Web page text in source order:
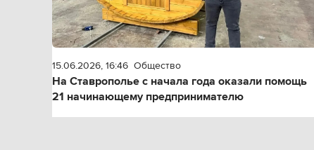
15.06.2026, 16:46 Общество
На Ставрополье с начала года оказали помощь
21 начинающему предпринимателю